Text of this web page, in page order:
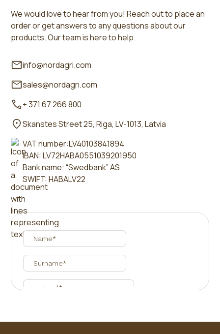
We would love to hear from you! Reach out to place an
order or get answers to any questions about our
products. Our team is here to help.
info@nordagri.com
sales@nordagri.com
+ 371 67 266 800
Skanstes Street 25, Riga, LV-1013, Latvia
VAT number:LV40103841894
IBAN: LV72HABA0551039201950
Bank name: “Swedbank” AS
SWIFT: HABALV22